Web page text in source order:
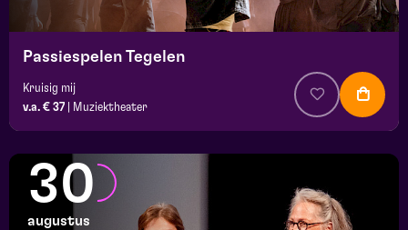
Passiespelen Tegelen
Kruisig mij
v.a. € 37
Muziektheater
30
augustus